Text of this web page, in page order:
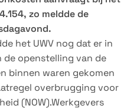
zo meldde de
het UWV nog dat er in
de openstelling van de
binnen waren gekomen
overbrugging voor
(NOW).Werkgevers